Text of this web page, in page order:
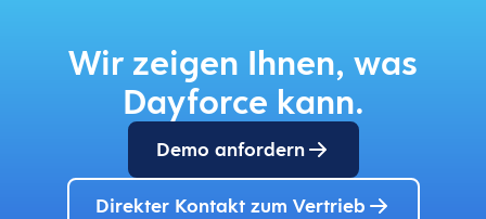
Wir zeigen Ihnen, was
Dayforce kann.
Demo anfordern
Direkter Kontakt zum Vertrieb